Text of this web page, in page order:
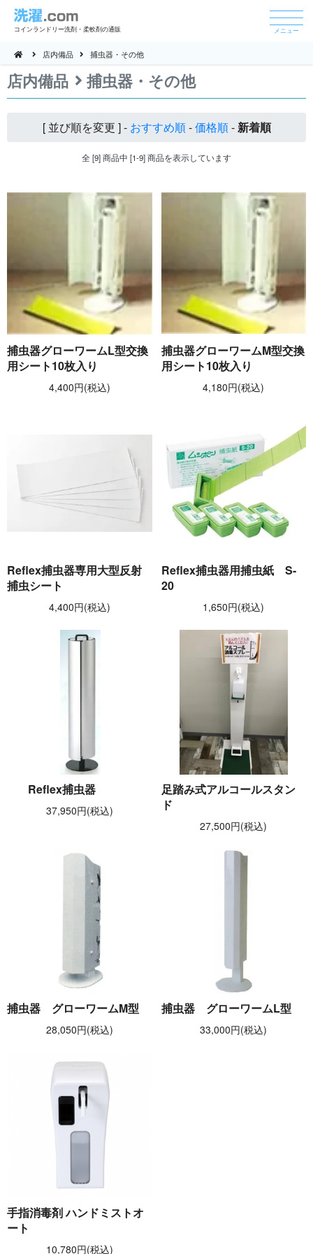
コインランドリー洗剤・柔軟剤の通販 メニュー
店内備品 捕虫器・その他
店内備品 捕虫器・その他
[ 並び順を変更 ] - おすすめ順-価格順-新着順
全 [9] 商品中 [1-9] 商品を表示しています
捕虫器グローワームL型交換
用シート10枚入り
4,400円(税込)
捕虫器グローワームM型交換
用シート10枚入り
4,180円(税込)
Reflex捕虫器専用大型反射
捕虫シート
4,400円(税込)
Reflex捕虫器用捕虫紙 S-
20
1,650円(税込)
Reflex捕虫器
37,950円(税込)
足踏み式アルコールスタン
ド
27,500円(税込)
捕虫器 グローワームM型
28,050円(税込)
捕虫器 グローワームL型
33,000円(税込)
手指消毒剤 ハンドミストオ
ート
10,780円(税込)